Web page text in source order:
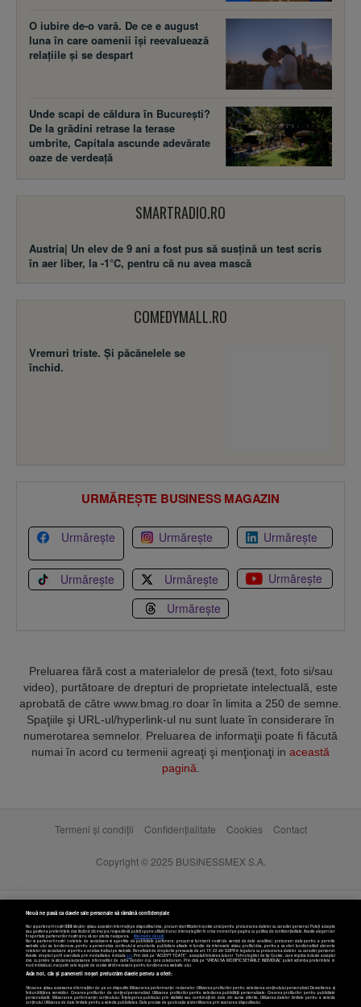
O iubire de-o vară. De ce e august
luna în care oamenii își reevaluează
relațiile și se despart
Unde scapi de căldura în București?
De la grădini retrase la terase
umbrite, Capitala ascunde adevărate
oaze de verdeață
SMARTRADIO.RO
Austria| Un elev de 9 ani a fost pus să susţină un test scris
în aer liber, la -1°C, pentru că nu avea mască
COMEDYMALL.RO
Vremuri triste. Şi păcănelele se
închid.
URMĂREȘTE BUSINESS MAGAZIN
Urmărește Urmărește Urmărește
Urmărește Urmărește
Urmărește
Urmărește
Preluarea fără cost a materialelor de presă (text, foto si/sau
video), purtătoare de drepturi de proprietate intelectuală, este
aprobată de către www.bmag.ro doar în limita a 250 de semne.
Spaţiile şi URL-ul/hyperlink-ul nu sunt luate în considerare în
numerotarea semnelor. Preluarea de informaţii poate fi făcută
numai în acord cu termenii agreaţi şi menţionaţi in această
pagină
Termeni și condiții Confidențialitate Cookies Contact
Copyright © 2025 BUSINESSMEX S.A.
Setări cookies
Nouă ne pasă ca datele tale personale să rămână confidențiale
Noi și partenerii noștri589stocăm și/sau accesăm informații pe dispozitivul dvs., precum identificatorii cookie unici pentru prelucrarea datelor cu caracter personal. Puteți accepta
sau gestiona preferințele dvs. făcând clic mai jos, respectiv vă puteți opune utilizării unui interes legitim în orice moment pe pagina cu politica de confidențialitate. Aceste alegeri vor
fi raportate partenerilor noștri și nu vă vor afecta navigarea.
Mai multe detalii
Noi si partenerii nostri (retelele de socializare si agentiile de publicitate partenere, precum si furnizorii nostri de servicii de date analitice) prelucram date pentru a permite
website-ului sa functioneze, pentru a personaliza continutul si anunturile publicitare afisate in functie de interesele si/sau profilul dvs., pentru a va oferi functionalitati aferente
retelelor de socializare si pentru a analiza traficul pe website. Beneficiati de drepturile prevazute de art. 15-22 din GDPR in legatura cu prelucrarea datelor cu caracter personal.
Aceste drepturi pot fi exercitate prin modalitatea indicataaici. Prin click pe “ACCEPT TOATE”, acceptati folosirea tuturor Tehnologiilor de tip Cookie, care implica inclusiv acceptul
dvs. cu privire la stocarea/accesarea informatiilor de catre Vendor-ii cu care colaboram. Prin click pe “VREAU SA MODIFIC SETARILE INDIVIDUAL” puteti schimba preferintele in
mod individual, mai putin cele legate de cookie strict necesare pentru functionarea website-ului.
Atât noi, cât și partenerii noștri prelucrăm datele pentru a oferi:
Stocarea și/sau accesarea informațiilor de pe un dispozitiv. Măsurarea performanței reclamelor. Utilizarea profilurilor pentru selectarea conținutului personalizat. Dezvoltarea și
îmbunătățirea serviciilor. Crearea profilurilor de conținut personalizat. Utilizarea profilurilor pentru selectarea publicității personalizate. Crearea profilurilor pentru publicitate
personalizată. Măsurarea performanței conținutului. Înțelegerea publicului prin statistici sau combinații de date din surse diferite. Utilizarea datelor limitate pentru a selecta
conținutul. Utilizarea de date limitate pentru a selecta publicitatea. Date precise de geolocație și identificarea prin scanarea dispozitivului.